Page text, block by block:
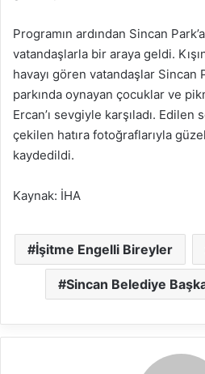
Programın ardından Sincan
vatandaşlarla bir araya geldi.
havayı gören vatandaşlar Sincan
parkında oynayan çocuklar ve
Ercan’ı sevgiyle karşıladı.
çekilen hatıra fotoğraflarıyla
kaydedildi.
Kaynak: İHA
İşitme Engelli Bireyler
Sincan Belediye